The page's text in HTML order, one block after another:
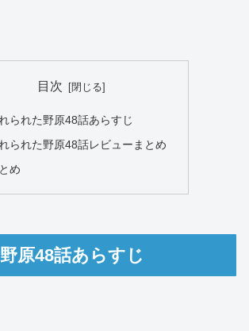
目次
られた野原48話あらすじ
られた野原48話レビューまとめ
め
原48話あらすじ